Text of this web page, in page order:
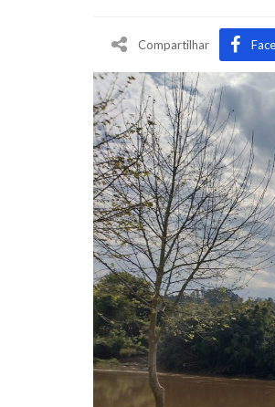
Compartilhar